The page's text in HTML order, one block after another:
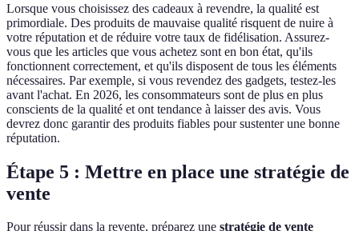
Lorsque vous choisissez des cadeaux à revendre, la qualité est
primordiale. Des produits de mauvaise qualité risquent de nuire à
votre réputation et de réduire votre taux de fidélisation. Assurez-
vous que les articles que vous achetez sont en bon état, qu'ils
fonctionnent correctement, et qu'ils disposent de tous les éléments
nécessaires. Par exemple, si vous revendez des gadgets, testez-les
avant l'achat. En 2026, les consommateurs sont de plus en plus
conscients de la qualité et ont tendance à laisser des avis. Vous
devrez donc garantir des produits fiables pour sustenter une bonne
réputation.
Étape 5 : Mettre en place une stratégie de
vente
Pour réussir dans la revente, préparez une stratégie de vente